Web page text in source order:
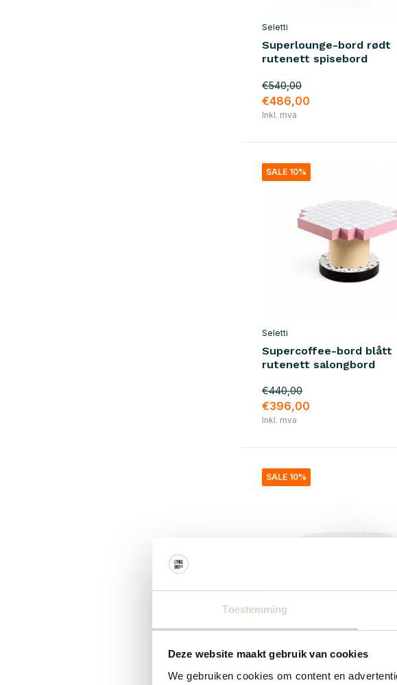
Toestemming
Deze website maakt gebruik van cookies
We gebruiken cookies om content en
Seletti
Superlounge-bord rødt
rutenett spisebord
€540,00
€486,00
Inkl. mva
SALE 10%
Seletti
Supercoffee-bord blått
rutenett salongbord
€440,00
€396,00
Inkl. mva
SALE 10%
Industrisamlingsbord